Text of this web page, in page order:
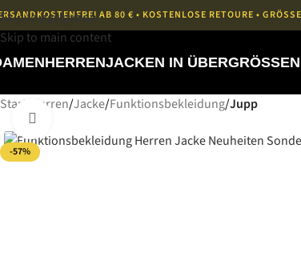
Skip to navigation
Skip to main content
AB 80 € • KOSTENLOSE RETOURE •
HERRENJACKEN IN ÜBERGRÖSSEN
Start Herren/Jacke/Funktionsbekleidung/Jupp
-57%